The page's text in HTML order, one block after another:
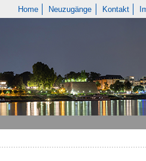
Home Neuzugänge Kontakt